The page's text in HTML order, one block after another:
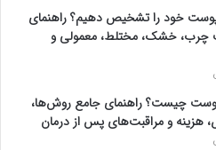
خود را تشخیص دهیم؟ راهنمای
چرب، خشک، مختلط، معمولی و
چیست؟ راهنمای جامع روش‌ها،
هزینه و مراقبت‌های پس از درمان